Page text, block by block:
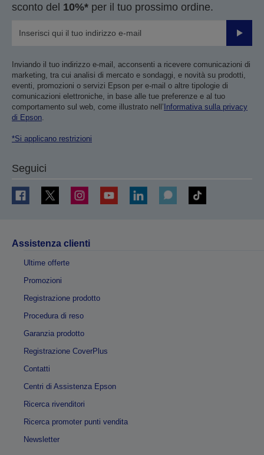
sconto del 10%* per il tuo prossimo ordine.
Invia
Inviando il tuo indirizzo e-mail, acconsenti a ricevere comunicazioni di
marketing, tra cui analisi di mercato e sondaggi, e novità su prodotti,
eventi, promozioni o servizi Epson per e-mail o altre tipologie di
comunicazioni elettroniche, in base alle tue preferenze e al tuo
comportamento sul web, come illustrato nell’ Informativa sulla privacy
di Epson.
*Si applicano restrizioni
Seguici
Assistenza clienti
Ultime offerte
Promozioni
Registrazione prodotto
Procedura di reso
Garanzia prodotto
Registrazione CoverPlus
Contatti
Centri di Assistenza Epson
Ricerca rivenditori
Ricerca promoter punti vendita
Newsletter